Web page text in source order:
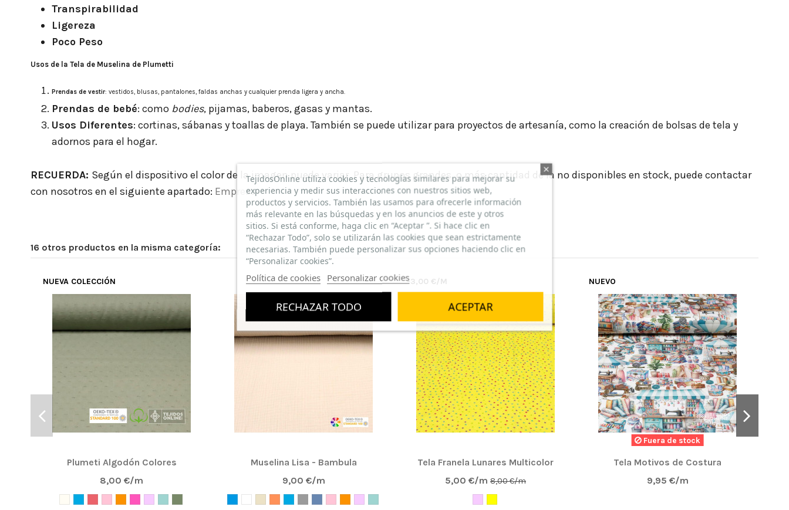
Transpirabilidad
Ligereza
Poco Peso
Usos de la Tela de Muselina de Plumetti
Prendas de vestir: vestidos, blusas, pantalones, faldas anchas y cualquier prenda ligera y ancha.
Prendas de bebé: como bodies, pijamas, baberos, gasas y mantas.
Usos Diferentes: cortinas, sábanas y toallas de playa. También se puede utilizar para proyectos de artesanía, como la creación de bolsas de tela y
adornos para el hogar.
RECUERDA: Según el dispositivo el color de la imagen puede variar. Para grupos grandes, o más cantidad de la no disponibles en stock, puede contactar
con nosotros en el siguiente apartado: Empresa
16 otros productos en la misma categoría:
NUEVA COLECCIÓN
Plumeti Algodón Colores
8,00 €/m
Muselina Lisa - Bambula
9,00 €/m
-3,00 €/M
Tela Franela Lunares Multicolor
5,00 €/m 8,00 €/m
NUEVO
Fuera de stock
Tela Motivos de Costura
9,95 €/m
TejidosOnline utiliza cookies y tecnologías similares para mejorar su
experiencia y medir sus interacciones con nuestros sitios web,
productos y servicios. También las usamos para ofrecerle información
más relevante en las búsquedas y en los anuncios de este y otros
sitios. Si está conforme, haga clic en “Aceptar ”. Si hace clic en
“Rechazar Todo”, solo se utilizarán las cookies que sean estrictamente
necesarias. También puede personalizar sus opciones haciendo clic en
“Personalizar cookies”.
Política de cookies Personalizar cookies
RECHAZAR TODO ACEPTAR